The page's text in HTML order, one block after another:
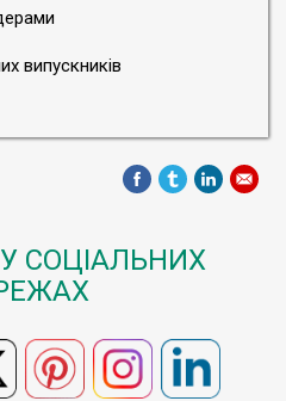
випускників
СОЦІАЛЬНИХ